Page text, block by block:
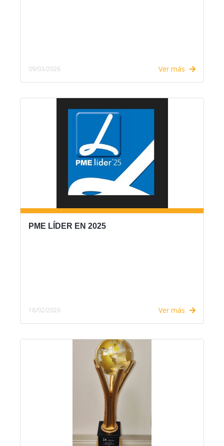
09/03/2026 Ver más
PME LÍDER EN 2025
18/02/2026 Ver más